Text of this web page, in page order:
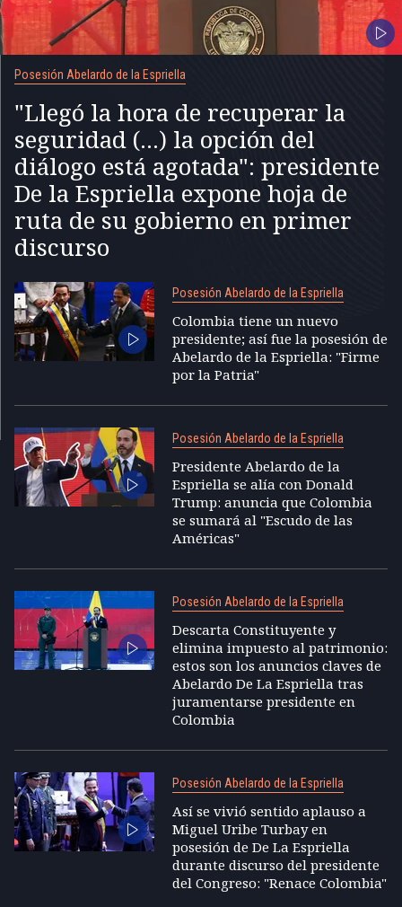
Posesión Abelardo de la Espriella
"Llegó la hora de recuperar la
seguridad (...) la opción del
diálogo está agotada": presidente
De la Espriella expone hoja de
ruta de su gobierno en primer
discurso
Posesión Abelardo de la Espriella
Colombia tiene un nuevo
presidente; así fue la posesión de
Abelardo de la Espriella: "Firme
por la Patria"
Posesión Abelardo de la Espriella
Presidente Abelardo de la
Espriella se alía con Donald
Trump: anuncia que Colombia
se sumará al "Escudo de las
Américas"
Posesión Abelardo de la Espriella
Descarta Constituyente y
elimina impuesto al patrimonio:
estos son los anuncios claves de
Abelardo De La Espriella tras
juramentarse presidente en
Colombia
Posesión Abelardo de la Espriella
Así se vivió sentido aplauso a
Miguel Uribe Turbay en
posesión de De La Espriella
durante discurso del presidente
del Congreso: "Renace Colombia"